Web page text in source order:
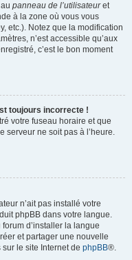
panneau de l’utilisateuret
à la zone où vous vous
etc.). Notez que la modification
n’est accessible qu’aux
c’est le bon moment
toujours incorrecte !
votre fuseau horaire et que
serveur ne soit pas à l’heure.
n’ait pas installé votre
phpBB dans votre langue.
d’installer la langue
et partager une nouvelle
le site Internet de phpBB®.